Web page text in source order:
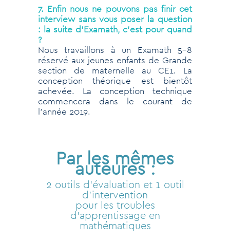
7. Enfin nous ne pouvons pas finir cet
interview sans vous poser la question
: la suite d’Examath, c’est pour quand
?
Nous travaillons à un Examath 5-8
réservé aux jeunes enfants de Grande
section de maternelle au CE1. La
conception théorique est bientôt
achevée. La conception technique
commencera dans le courant de
l’année 2019.
Par les mêmes
auteures :
2 outils d’évaluation et 1 outil
d’intervention
pour les troubles
d’apprentissage en
mathématiques